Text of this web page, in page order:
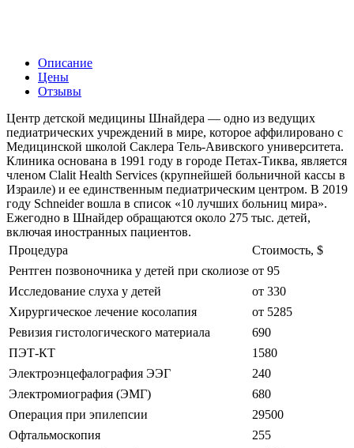
Описание
Цены
Отзывы
Центр детской медицины Шнайдера — одно из ведущих
педиатрических учреждений в мире, которое аффилировано с
Медицинской школой Саклера Тель-Авивского университета.
Клиника основана в 1991 году в городе Петах-Тиква, является
членом Clalit Health Services (крупнейшей больничной кассы в
Израиле) и ее единственным педиатрическим центром. В 2019
году Schneider вошла в список «10 лучших больниц мира».
Ежегодно в Шнайдер обращаются около 275 тыс. детей,
включая иностранных пациентов.
Процедура
Стоимость, $
Рентген позвоночника у детей при сколиозе от 95
Исследование слуха у детей
от 330
Хирургическое лечение косолапия
от 5285
Ревизия гистологического материала
690
ПЭТ-КТ
1580
Электроэнцефалография ЭЭГ
240
Электромиография (ЭМГ)
680
Операция при эпилепсии
29500
Офтальмоскопия
255